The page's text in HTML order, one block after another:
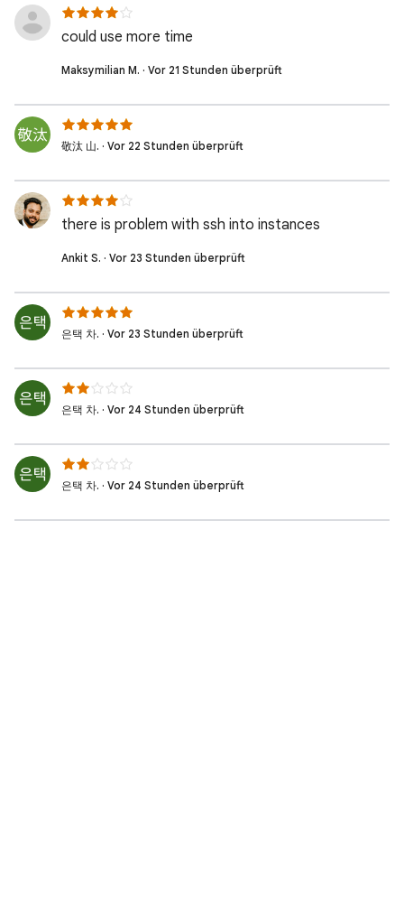
could use more time
Maksymilian M. · Vor 21 Stunden überprüft
敬汰 山. · Vor 22 Stunden überprüft
there is problem with ssh into instances
Ankit S. · Vor 23 Stunden überprüft
은택 차. · Vor 23 Stunden überprüft
은택 차. · Vor 24 Stunden überprüft
은택 차. · Vor 24 Stunden überprüft